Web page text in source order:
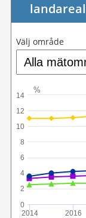
Välj område
%
2014 2016
0
2
4
6
8
10
12
14